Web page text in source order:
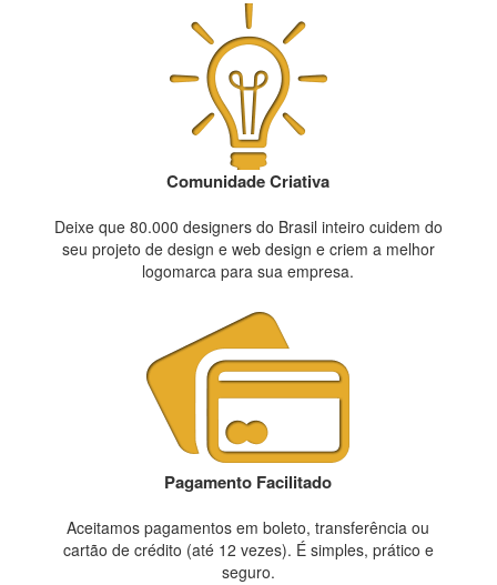
Comunidade Criativa
Deixe que 80.000 designers do Brasil inteiro cuidem do
seu projeto de design e web design e criem a melhor
logomarca para sua empresa.
Pagamento Facilitado
Aceitamos pagamentos em boleto, transferência ou
cartão de crédito (até 12 vezes). É simples, prático e
seguro.